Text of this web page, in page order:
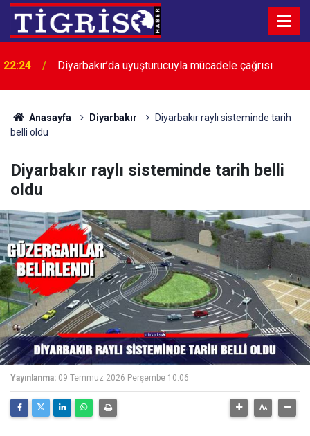
22:24 Diyarbakır’da uyuşturucuyla mücadele çağrısı
Anasayfa Diyarbakır
Diyarbakır raylı sisteminde tarih
belli oldu
Diyarbakır raylı sisteminde tarih belli
oldu
Yayınlanma: 09 Temmuz 2026 Perşembe 10:06